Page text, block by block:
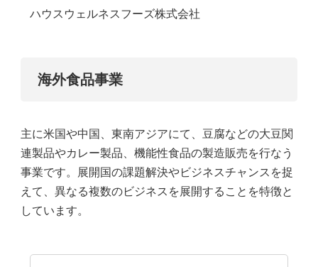
ハウスウェルネスフーズ株式会社
海外食品事業
主に米国や中国、東南アジアにて、豆腐などの大豆関
連製品やカレー製品、機能性食品の製造販売を行なう
事業です。展開国の課題解決やビジネスチャンスを捉
えて、異なる複数のビジネスを展開することを特徴と
しています。